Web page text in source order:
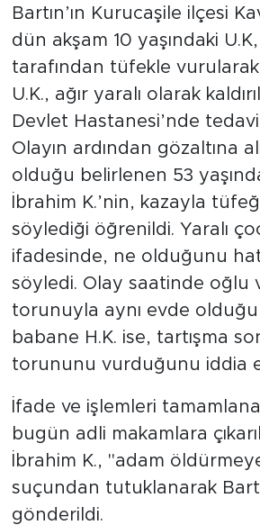
Bartın’ın Kurucaşile ilçesi
dün akşam 10 yaşındaki U.K,
tarafından tüfekle vurularak
U.K., ağır yaralı olarak
Devlet Hastanesi’nde tedavi
Olayın ardından gözaltına
olduğu belirlenen 53
İbrahim K.’nin, kazayla
söylediği öğrenildi. Yaralı
ifadesinde, ne olduğunu
söyledi. Olay saatinde oğlu
torunuyla aynı evde
babane H.K. ise, tartışma
torununu vurduğunu iddia
İfade ve işlemleri
bugün adli makamlara
İbrahim K., "adam
suçundan tutuklanarak
gönderildi.